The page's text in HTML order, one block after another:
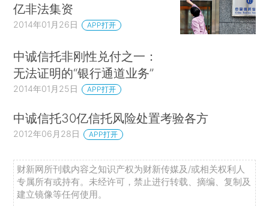
亿非法集资
2014年01月26日 APP打开
中诚信托非刚性兑付之一：
无法证明的“银行通道业务”
2014年01月25日 APP打开
中诚信托30亿信托风险处置考验各方
2012年06月28日 APP打开
财新网所刊载内容之知识产权为财新传媒及/或相关权利人
专属所有或持有。未经许可，禁止进行转载、摘编、复制及
建立镜像等任何使用。